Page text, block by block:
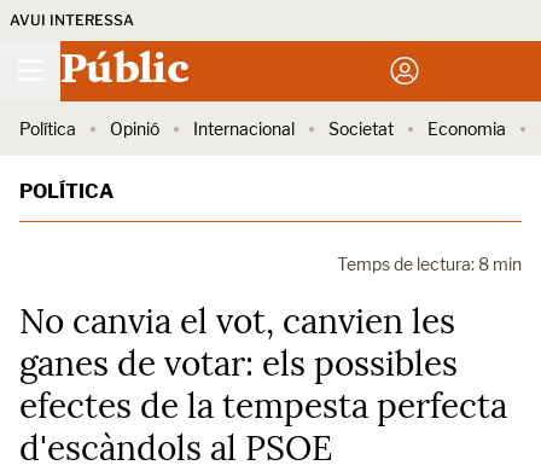
AVUI INTERESSA
Públic
Política Opinió Internacional Societat Economia
POLÍTICA
Temps de lectura: 8 min
No canvia el vot, canvien les
ganes de votar: els possibles
efectes de la tempesta perfecta
d'escàndols al PSOE